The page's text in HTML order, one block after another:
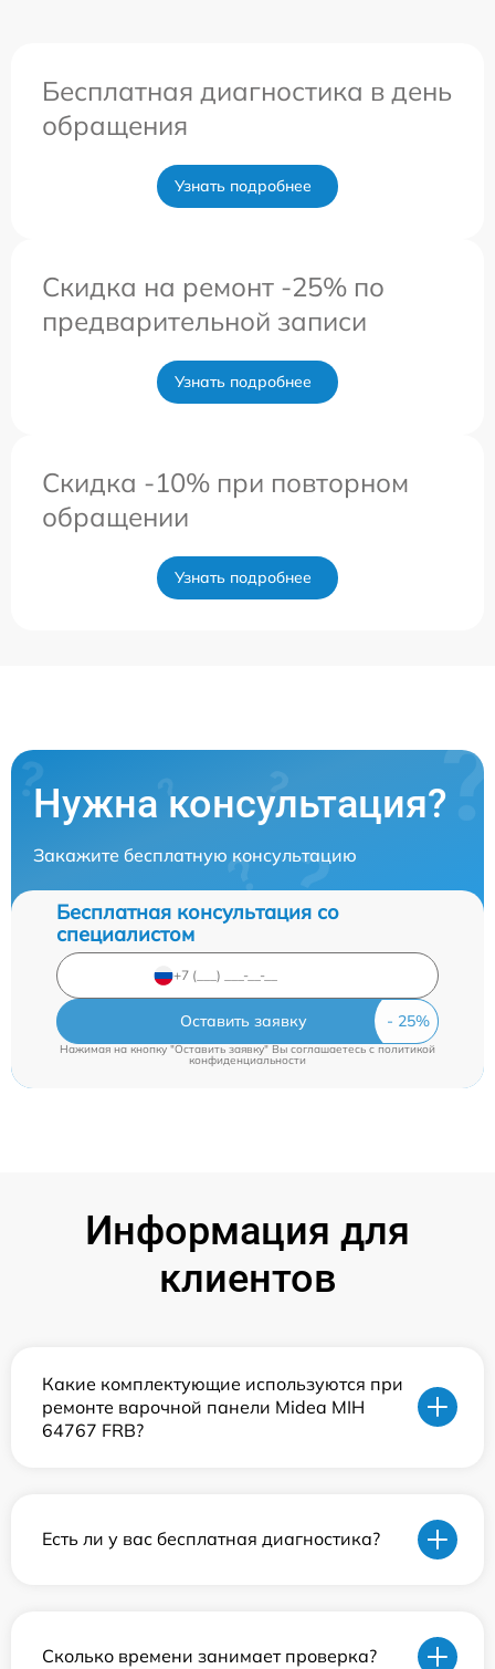
Бесплатная диагностика в день
обращения
Узнать подробнее
Скидка на ремонт -25% по
предварительной записи
Узнать подробнее
Скидка -10% при повторном
обращении
Узнать подробнее
Нужна консультация?
Закажите бесплатную консультацию
Бесплатная консультация со
специалистом
Оставить заявку
Нажимая на кнопку "Оставить заявку" Вы соглашаетесь cполитикой
конфиденциальности
Информация для
клиентов
Какие комплектующие используются при
ремонте варочной панели Midea MIH
64767 FRB?
Есть ли у вас бесплатная диагностика?
Сколько времени занимает проверка?